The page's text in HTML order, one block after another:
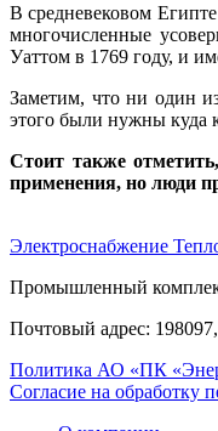
В средневековом
многочисленные
Уаттом в 1769 году, и
Заметим, что ни один
этого были нужны куда
Стоит также
применения, но люди
Электроснабжение
Промышленный
Почтовый адрес:
Политика АО «ПК
Согласие на обработку